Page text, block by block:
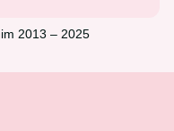
2013 – 2025